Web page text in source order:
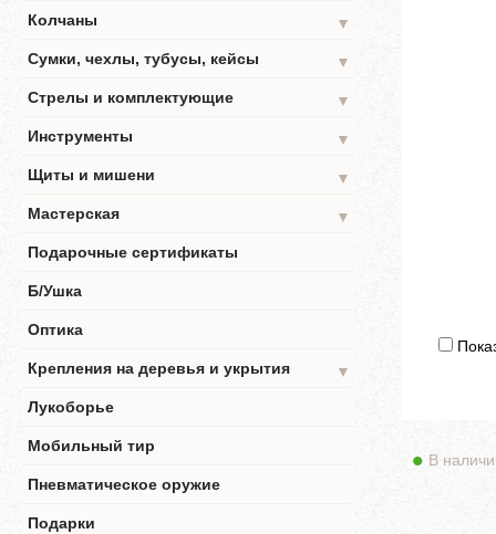
Колчаны
▼
Сумки, чехлы, тубусы, кейсы
▼
Стрелы и комплектующие
▼
Инструменты
▼
Щиты и мишени
▼
Мастерская
▼
Подарочные сертификаты
Б/Ушка
Оптика
Крепления на деревья и укрытия
▼
Лукоборье
Мобильный тир
Пневматическое оружие
Подарки
В